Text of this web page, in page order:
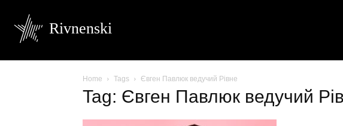
Rivnenski
Home Tags Євген Павлюк ведучий Рівне
Tag: Євген Павлюк ведучий